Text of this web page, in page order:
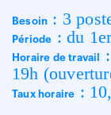
Besoin : 3
Période : du
Horaire de travail :
19h (o
Taux horaire :